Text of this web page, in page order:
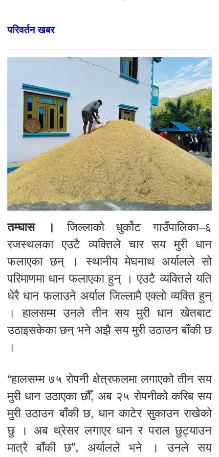
परिवर्तन खबर
तम्घास ।
जिल्लाको धुर्कोट गाउँपालिका–६
रजस्थलका एउटै व्यक्तिले चार सय मुरी धान
फलाएका छन् । स्थानीय मेघनाथ अर्यालले सो
परिमाणमा धान फलाएका हुन् । एउटै व्यक्तिले यति
धेरै धान फलाउने अर्याल जिल्लामै एक्लो व्यक्ति हुन्
। हालसम्म उनले तीन सय मुरी धान खेतबाट
उठाइसकेका छन् भने अझै सय मुरी उठाउन बाँकी छ
।
“हालसम्म ७५ रोपनी क्षेत्रफलमा लगाएको तीन सय
मुरी धान उठाएका छौँ, अब २५ रोपनीको करिब सय
मुरी उठाउन बाँकी छ, धान काटेर सुकाउन राखेको
छु । अब थ्रेसर लगाएर धान र पराल छुट्याउन
मात्रै बाँकी छ”, अर्यालले भने । उनले सय